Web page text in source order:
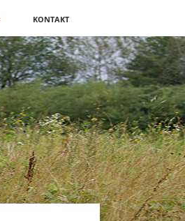
KONTAKT